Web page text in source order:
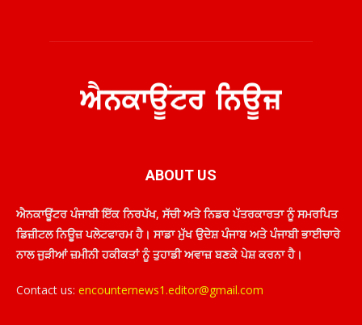
ABOUT US
ਐਨਕਾਊਂਟਰ ਪੰਜਾਬੀ ਇੱਕ ਨਿਰਪੱਖ, ਸੱਚੀ ਅਤੇ ਨਿਡਰ ਪੱਤਰਕਾਰਤਾ ਨੂੰ ਸਮਰਪਿਤ
ਡਿਜ਼ੀਟਲ ਨਿਊਜ਼ ਪਲੇਟਫਾਰਮ ਹੈ। ਸਾਡਾ ਮੁੱਖ ਉਦੇਸ਼ ਪੰਜਾਬ ਅਤੇ ਪੰਜਾਬੀ ਭਾਈਚਾਰੇ
ਨਾਲ ਜੁੜੀਆਂ ਜ਼ਮੀਨੀ ਹਕੀਕਤਾਂ ਨੂੰ ਤੁਹਾਡੀ ਅਵਾਜ਼ ਬਣਕੇ ਪੇਸ਼ ਕਰਨਾ ਹੈ।
Contact us: encounternews1.editor@gmail.com